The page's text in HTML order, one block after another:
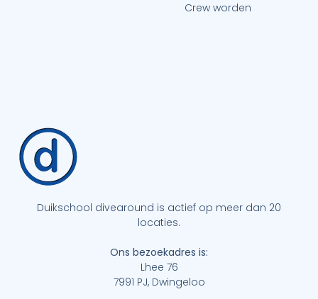
Duikschool divearound is actief op meer dan 20
locaties.
Ons bezoekadres is:
Lhee 76
7991 PJ, Dwingeloo
Crew worden